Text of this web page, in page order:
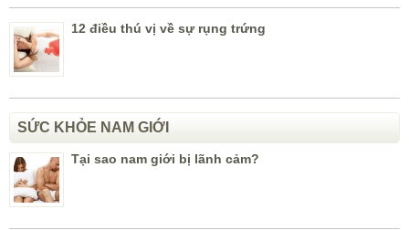
12 điều thú vị về sự rụng trứng
SỨC KHỎE NAM GIỚI
Tại sao nam giới bị lãnh cảm?